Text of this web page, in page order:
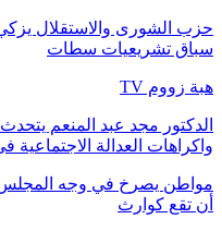
حزب الشورى والاستقلال يزكي
سباق تشريعيات سطات
هبة زووم TV
واكراهات العدالة الاجتماعية
مواطن يصرخ في وجه المجلس
أن تقع كوارث